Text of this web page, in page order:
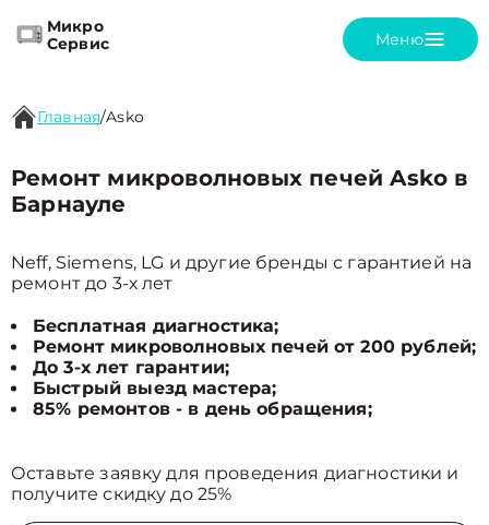
Микро
Сервис
Меню
Главная/Asko
Ремонт микроволновых печей Asko в
Барнауле
Neff, Siemens, LG и другие бренды с гарантией на
ремонт до 3-х лет
Бесплатная диагностика;
Ремонт микроволновых печей от 200 рублей;
До 3-х лет гарантии;
Быстрый выезд мастера;
85% ремонтов - в день обращения;
Оставьте заявку для проведения диагностики и
получите скидку до 25%